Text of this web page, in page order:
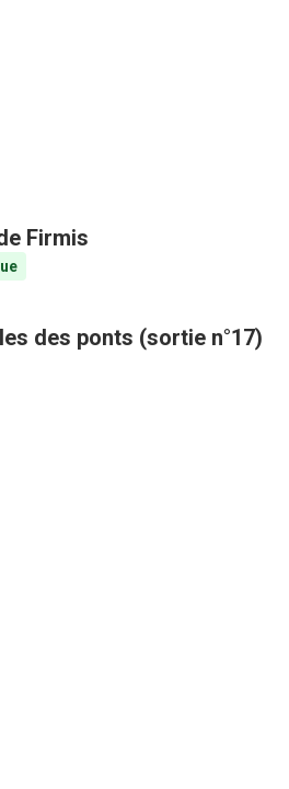
Firmis
des ponts (sortie n°17)